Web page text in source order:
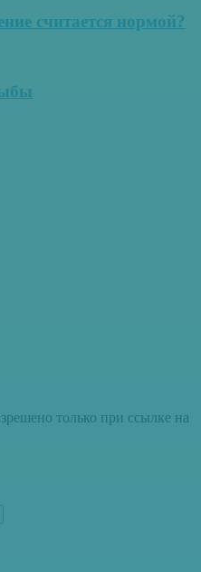
считается нормой?
только при ссылке на